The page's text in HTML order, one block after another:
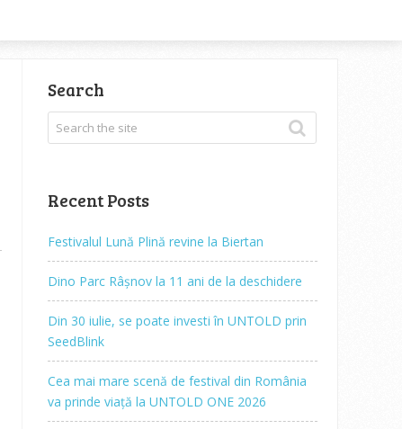
Search
Recent Posts
Festivalul Lună Plină revine la Biertan
Dino Parc Râșnov la 11 ani de la deschidere
Din 30 iulie, se poate investi în UNTOLD prin
SeedBlink
Cea mai mare scenă de festival din România
va prinde viață la UNTOLD ONE 2026